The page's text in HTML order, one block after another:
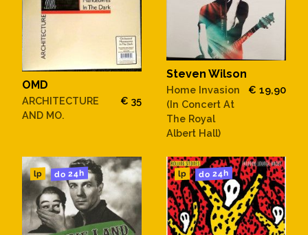
OMD
ARCHITECTURE
AND MO.
€ 35
Steven Wilson
Home Invasion
(In Concert At
The Royal
Albert Hall)
€ 19,90
lp do 24h lp do 24h